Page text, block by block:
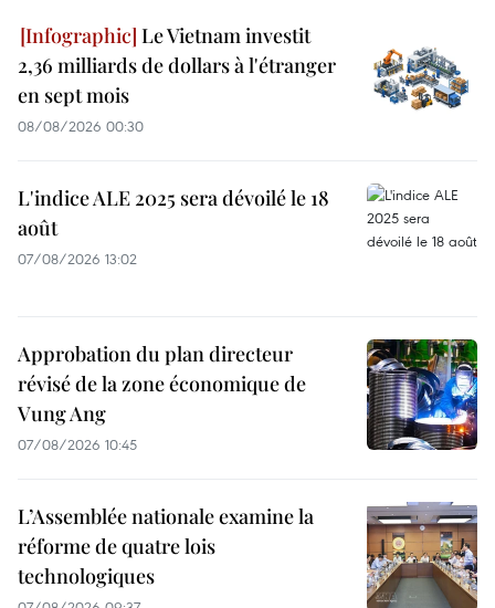
Le Vietnam investit
2,36 milliards de dollars à l'étranger
en sept mois
08/08/2026 00:30
L'indice ALE 2025 sera dévoilé le 18
août
07/08/2026 13:02
Approbation du plan directeur
révisé de la zone économique de
Vung Ang
07/08/2026 10:45
L’Assemblée nationale examine la
réforme de quatre lois
technologiques